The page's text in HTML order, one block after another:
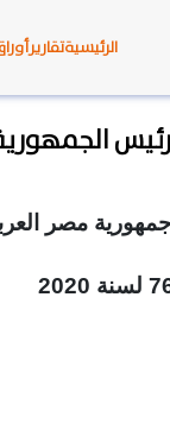
الرئيسيةتقارير
رقم 76 لسنة 2020
مصر